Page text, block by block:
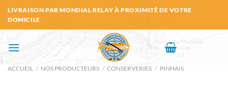
Passer
au
contenu
LIVRAISON PAR MONDIAL RELAY À PROXIMITÉ DE VOTRE
DOMICILE
ACCUEIL / NOS PRODUCTEURS / CONSERVERIES / PINHAIS